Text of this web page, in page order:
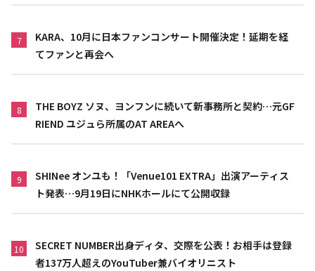
7
KARA、10月に日本ファンコンサート開催決定！延期を経
てファンと再会へ
8
THE BOYZ ソヌ、ヨンフンに続いて新事務所と契約…元GF
RIEND ユジュら所属のAT AREAへ
9
SHINee オンユも！「Venue101 EXTRA」出演アーティス
ト発表…9月19日にNHKホールにて公開収録
10
SECRET NUMBER出身ディタ、交際を公表！お相手は登録
者137万人超えのYouTuber兼バイオリニスト